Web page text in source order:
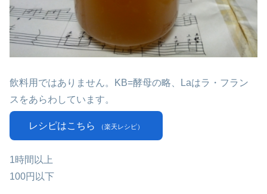
飲料用ではありません。KB=酵母の略、Laはラ・フラン
スをあらわしています。
レシピはこちら （楽天レシピ）
1時間以上
100円以下